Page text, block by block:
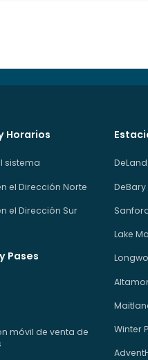
Horarios
sistema
el Dirección Norte
el Dirección Sur
Pases
móvil de venta de
DeBary
Lake
Winter